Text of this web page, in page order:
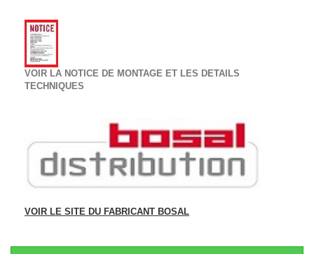
VOIR LA NOTICE DE MONTAGE ET LES DETAILS
TECHNIQUES
VOIR LE SITE DU FABRICANT BOSAL